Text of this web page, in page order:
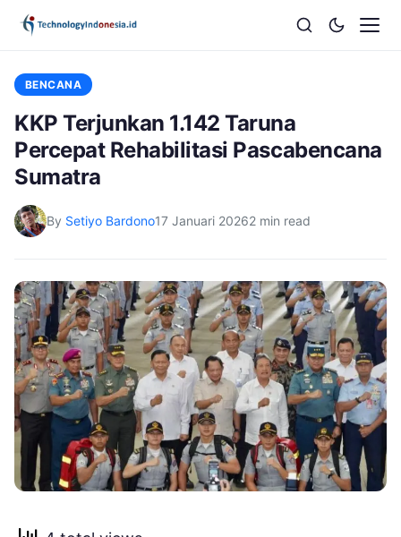
BENCANA
KKP Terjunkan 1.142 Taruna
Percepat Rehabilitasi Pascabencana
Sumatra
By Setiyo Bardono17 Januari 20262 min read